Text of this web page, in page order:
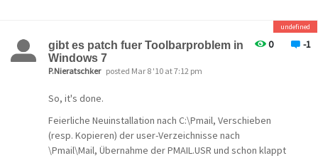
Sven 0 -1
undefined
gibt es patch fuer Toolbarproblem in
Windows 7
P.Nieratschker posted Mar 8 '10 at 7:12 pm
So, it's done.
Feierliche Neuinstallation nach C:\Pmail, Verschieben
(resp. Kopieren) der user-Verzeichnisse nach
\Pmail\Mail, Übernahme der PMAIL.USR und schon klappt